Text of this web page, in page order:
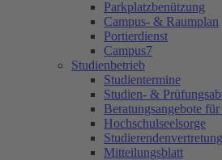
Parkplatzbenützung
Campus- & Raumplan
Portierdienst
Campus7
Studienbetrieb
Studientermine
Studien- &
Beratungsangebote
Hochschulseelsorge
Studierendenvertretung
Mitteilungsblatt